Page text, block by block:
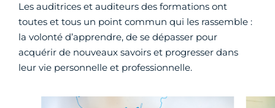
Les auditrices et auditeurs des formations ont
toutes et tous un point commun qui les rassemble :
la volonté d’apprendre, de se dépasser pour
acquérir de nouveaux savoirs et progresser dans
leur vie personnelle et professionnelle.